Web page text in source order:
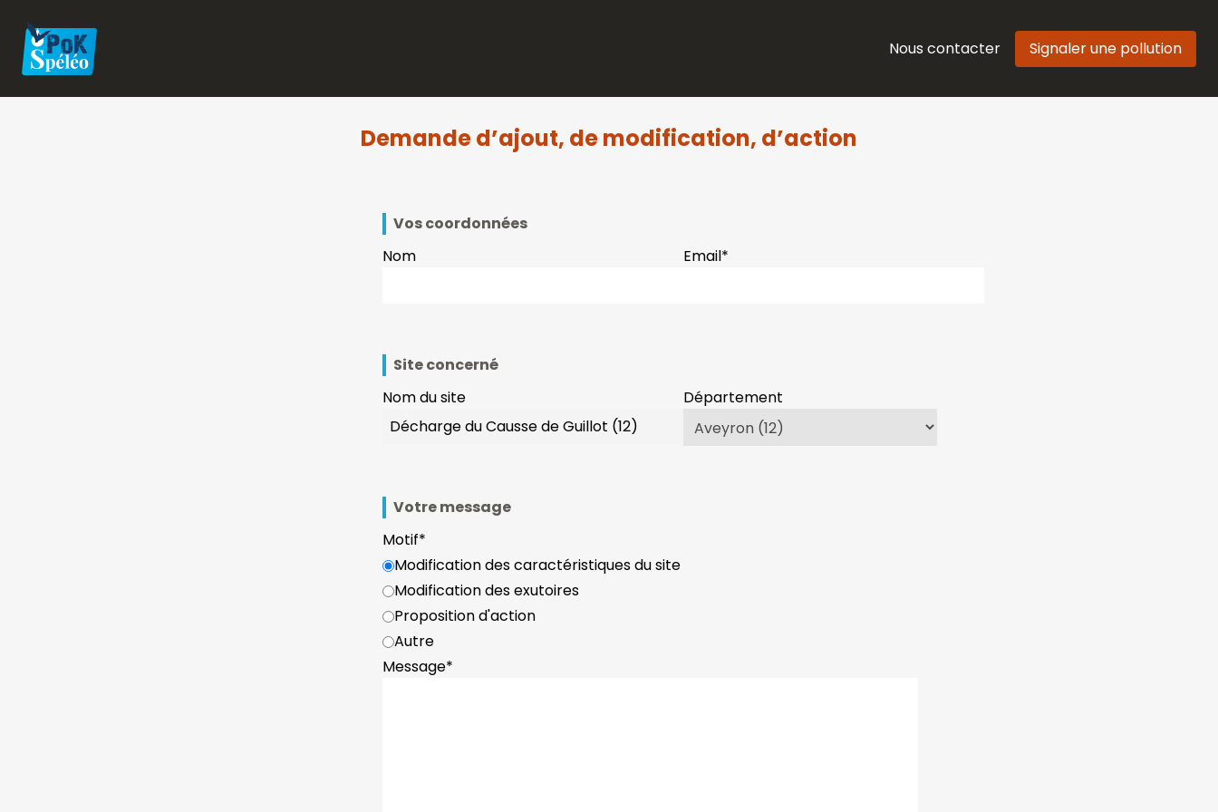
Nous contacter Signaler une pollution
Demande d’ajout, de modification, d’action
Vos coordonnées
Nom
Email*
Site concerné
Nom du site
Département
Votre message
Motif*
Modification des caractéristiques du site
Modification des exutoires
Proposition d'action
Autre
Message*